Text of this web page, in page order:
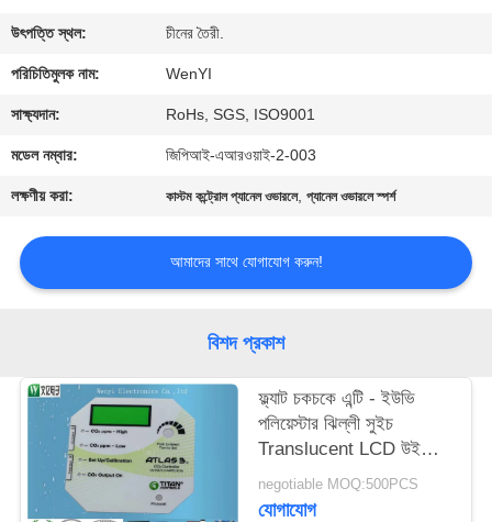
যোগাযোগ
করুন
উদ্ধৃতির
আবেদন
ম্যাপ
PRIVACY
POLICY
উৎপত্তি স্থল: চীনের তৈরী.
পরিচিতিমুলক নাম: WenYI
সাক্ষ্যদান: RoHs, SGS, ISO9001
মডেল নম্বার: জিপিআই-এআরওয়াই-2-003
লক্ষণীয় করা: কাস্টম কন্ট্রোল প্যানেল ওভারলে,প্যানেল ওভারলে স্পর্শ
আমাদের সাথে যোগাযোগ করুন!
বিশদ প্রকাশ
ফ্ল্যাট চকচকে এন্টি - ইউভি
পলিয়েস্টার ঝিল্লী সুইচ
Translucent LCD উইন্ডো
ওভারলে ধীরে ধীরে রঙ 0.125
মিমি
negotiable MOQ:500PCS
যোগাযোগ